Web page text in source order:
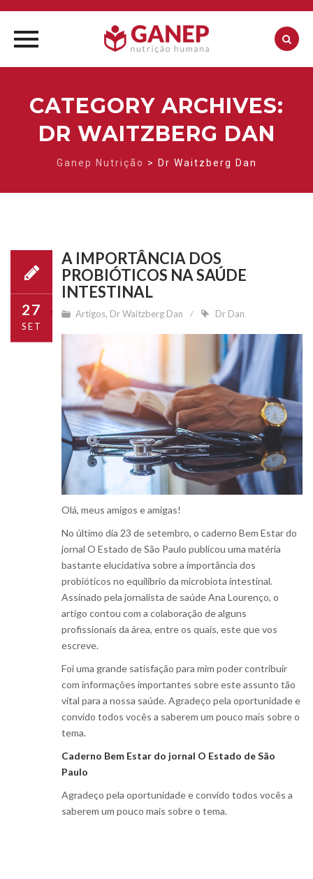
contentCATEGORY ARCHIVES:
DR WAITZBERG DAN
Ganep Nutrição > Dr Waitzberg Dan
27
SET
A IMPORTÂNCIA DOS
PROBIÓTICOS NA SAÚDE
INTESTINAL
Artigos, Dr Waitzberg Dan Dr Dan
Olá, meus amigos e amigas!
No último dia 23 de setembro, o caderno Bem Estar do
jornal O Estado de São Paulo publicou uma matéria
bastante elucidativa sobre a importância dos
probióticos no equilíbrio da microbiota intestinal.
Assinado pela jornalista de saúde Ana Lourenço, o
artigo contou com a colaboração de alguns
profissionais da área, entre os quais, este que vos
escreve.
Foi uma grande satisfação para mim poder contribuir
com informações importantes sobre este assunto tão
vital para a nossa saúde. Agradeço pela oportunidade e
convido todos vocês a saberem um pouco mais sobre o
tema.
Caderno Bem Estar do jornal O Estado de São
Paulo
Agradeço pela oportunidade e convido todos vocês a
saberem um pouco mais sobre o tema.